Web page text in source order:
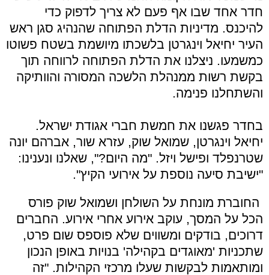
חדר אחד שבו אף פעם לא צריך לדפוק כדי
להיכנס. מדיניות הדלת הפתוחה שהנהיג סגן ראש
העיר יחיאל וינגרטן בלשכתו מיושמת בשטח פשוטו
כמשמעו. ניצלנו את הדלת הפתוחה לרווחה תוך
בקשת רשות ממנהלת הלשכה המסורה והוותיקה
והשתחלנו פנימה.
בחדר פגשנו את חמשת חברי אגודת ישראל.
יחיאל וינגרטן, שמואל שוק, עזרא שור, אברהם יונה
שטרנפלד ופישל ויזל. "מה היום?", שאלנו ונענינו:
"ישיבת סיעה נוספת על אירועי הקיץ".
החוברת מונחת על השולחן ושמואל שוק פורס
הכל על המסך, עוקב אירוע אחרי אירוע. החברים
דרוכים, בודקים ומשווים שלא פוספס שום פרט,
שתכניות 'מאוגדים בקהילה' בנויות באופן הנכון
ומותאמות לבקשות שעלו מרכזי הקהילות. "זה